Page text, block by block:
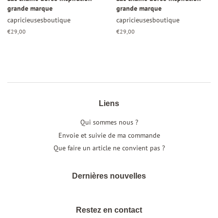
grande marque
capricieusesboutique
Prix
€29,00
grande marque
capricieusesboutique
Prix
€29,00
Liens
Qui sommes nous ?
Envoie et suivie de ma commande
Que faire un article ne convient pas ?
Dernières nouvelles
Restez en contact